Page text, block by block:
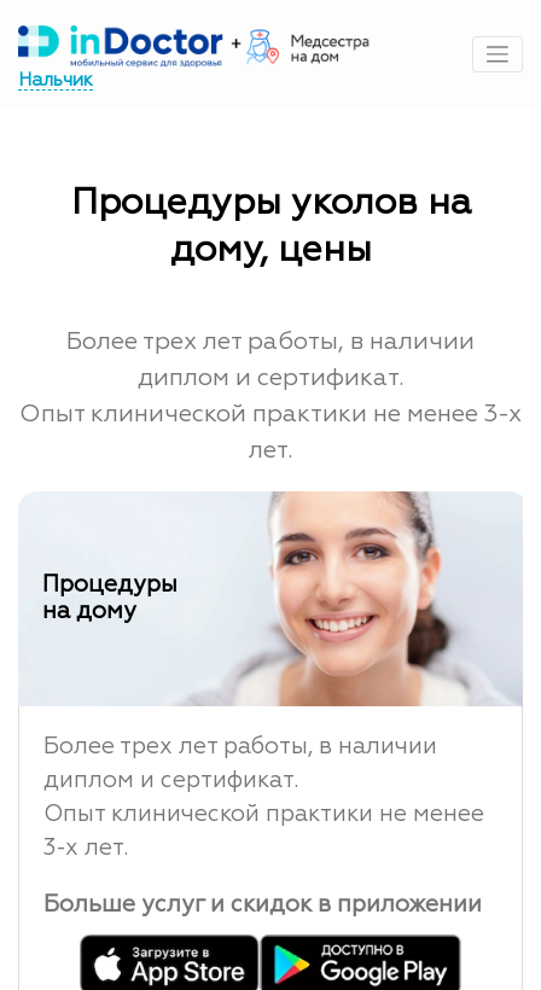
содержимому
Нальчик
Процедуры уколов на
дому, цены
Более трех лет работы, в наличии
диплом и сертификат.
Опыт клинической практики не менее 3-х
лет.
Процедуры
на дому
Более трех лет работы, в наличии
диплом и сертификат.
Опыт клинической практики не менее
3-х лет.
Больше услуг и скидок в приложении